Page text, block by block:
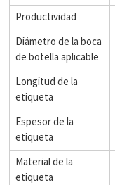
Productividad
Diámetro de la boca
de botella aplicable
Longitud de la
etiqueta
Espesor de la
etiqueta
Material de la
etiqueta